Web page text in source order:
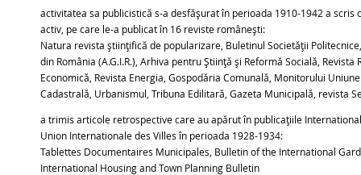
activitatea sa publicistică s-a desfășurat în perioada 1910-1942 a scris
activ, pe care le-a publicat în 16 reviste românești:
Natura revista științifică de popularizare, Buletinul Societății
din România (A.G.I.R.), Arhiva pentru Știință și Reformă Socială,
Economică, Revista Energia, Gospodăria Comunală, Monitorului
Cadastrală, Urbanismul, Tribuna Edilitară, Gazeta Municipală, revista
a trimis articole retrospective care au apărut în publicațiile
Union Internationale des Villes în perioada 1928-1934:
Tablettes Documentaires Municipales, Bulletin of the International
International Housing and Town Planning Bulletin